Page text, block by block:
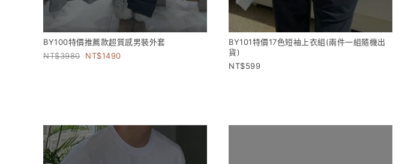
BY100特價推薦款超質感男裝外套
3980
1490
BY101特價17色短袖上衣組(兩件一組隨機出
貨)
599